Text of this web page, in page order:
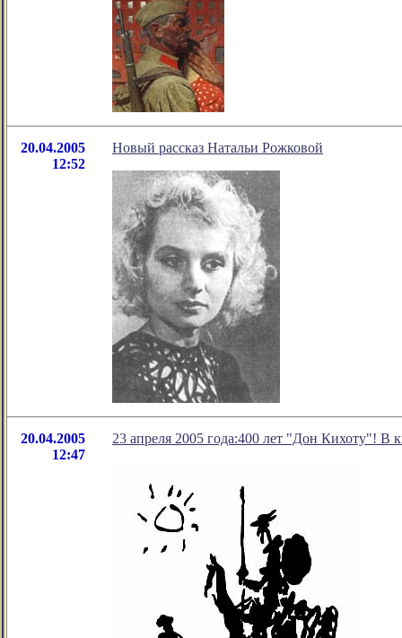
20.04.2005
12:52
Новый рассказ Натальи Рожковой
20.04.2005
12:47
23 апреля 2005 года:400 лет "Дон Кихоту"!